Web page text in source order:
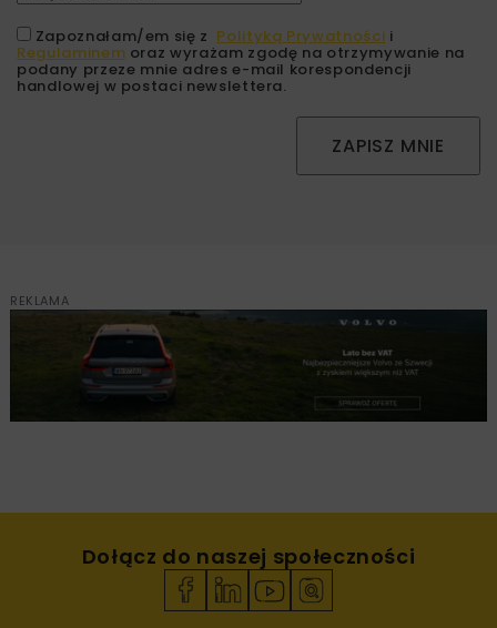
Zapoznałam/em się z Polityką Prywatności i
Regulaminem oraz wyrażam zgodę na otrzymywanie na
podany przeze mnie adres e-mail korespondencji
handlowej w postaci newslettera.
ZAPISZ MNIE
REKLAMA
Dołącz do naszej społeczności